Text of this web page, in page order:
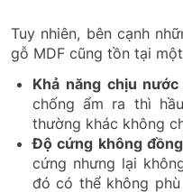
Tuy nhiên, bên cạnh
gỗ MDF cũng tồn tại
Khả năng chịu nước
chống ẩm ra thì
thường khác không
Độ cứng không
cứng nhưng lại
đó có thể không